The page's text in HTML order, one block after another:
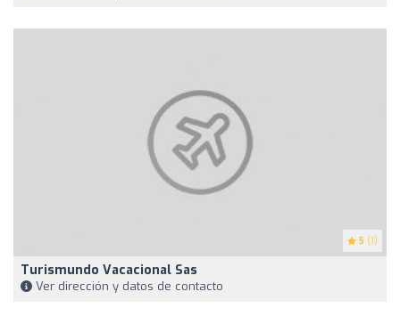
5 (1)
Turismundo Vacacional Sas
Ver dirección y datos de contacto